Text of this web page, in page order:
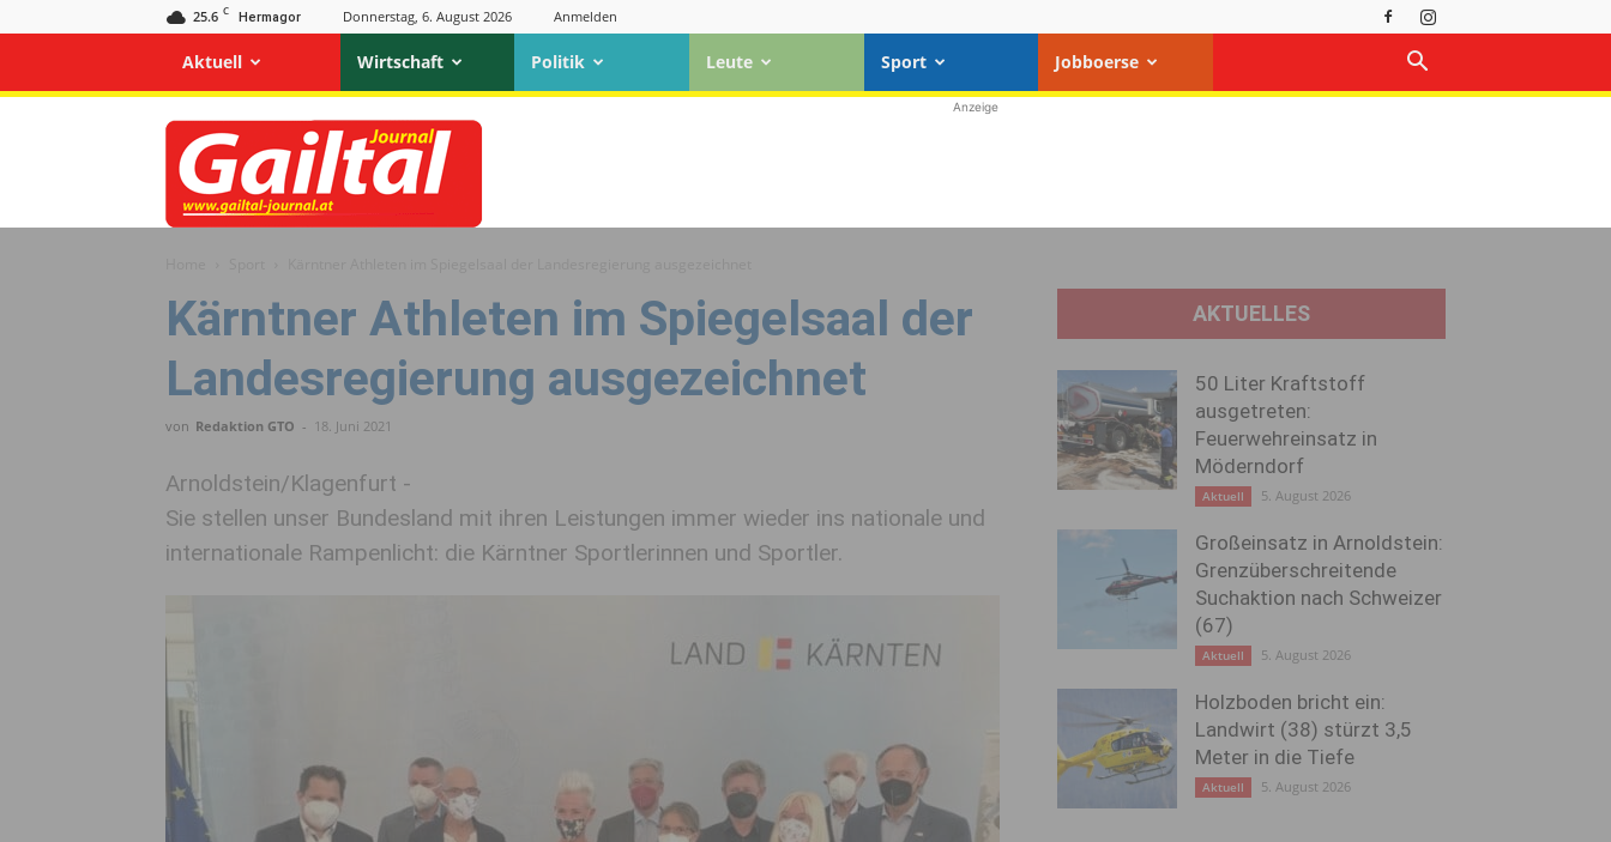
25.6 C Hermagor Donnerstag, 6. August 2026 Anmelden
Aktuell Wirtschaft Politik Leute Sport Jobboerse
Gailtal
Journal
Anzeige
Kärntner Athleten im Spiegelsaal der
Landesregierung ausgezeichnet
von Redaktion GTO - 18. Juni 2021
Arnoldstein/Klagenfurt -
Sie stellen unser Bundesland mit ihren Leistungen immer wieder ins nationale und
internationale Rampenlicht: die Kärntner Sportlerinnen und Sportler.
AKTUELLES
50 Liter Kraftstoff
ausgetreten:
Feuerwehreinsatz in
Möderndorf
Aktuell 5. August 2026
Großeinsatz in Arnoldstein:
Grenzüberschreitende
Suchaktion nach Schweizer
(67)
Aktuell 5. August 2026
Holzboden bricht ein:
Landwirt (38) stürzt 3,5
Meter in die Tiefe
Aktuell 5. August 2026